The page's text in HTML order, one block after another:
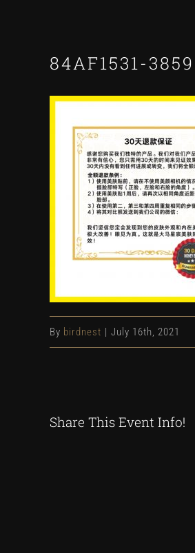
84AF1531-
By birdnest | July 16th, 2021
Share This Event Info!